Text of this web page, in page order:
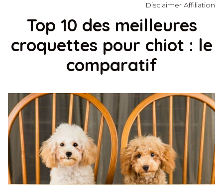
Disclaimer Affiliation
Top 10 des meilleures
croquettes pour chiot : le
comparatif